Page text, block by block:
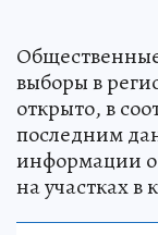
выборы в
открыто, в
последним
информации
на участках в